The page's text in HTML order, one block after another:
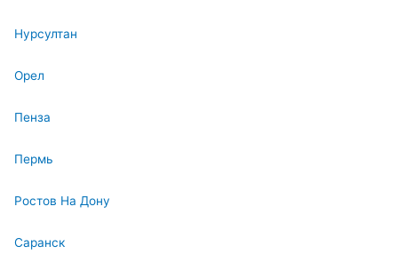
Нурсултан
Орел
Пенза
Пермь
Ростов На Дону
Саранск